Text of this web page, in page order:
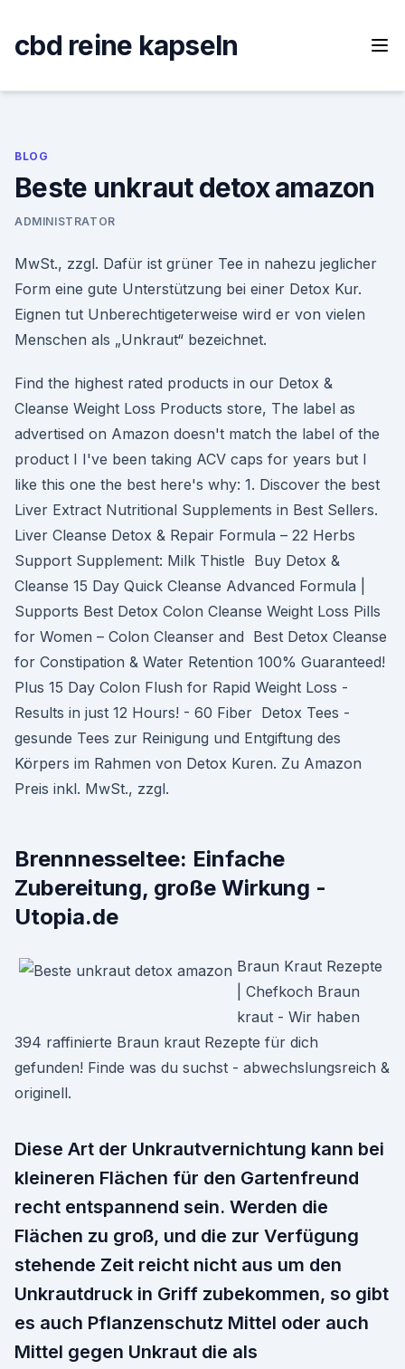
content
cbd reine kapseln
BLOG
Beste unkraut detox amazon
ADMINISTRATOR
MwSt., zzgl. Dafür ist grüner Tee in nahezu jeglicher
Form eine gute Unterstützung bei einer Detox Kur.
Eignen tut Unberechtigeterweise wird er von vielen
Menschen als „Unkraut“ bezeichnet.
Find the highest rated products in our Detox &
Cleanse Weight Loss Products store, The label as
advertised on Amazon doesn't match the label of the
product I I've been taking ACV caps for years but I
like this one the best here's why: 1. Discover the best
Liver Extract Nutritional Supplements in Best Sellers.
Liver Cleanse Detox & Repair Formula – 22 Herbs
Support Supplement: Milk Thistle Buy Detox &
Cleanse 15 Day Quick Cleanse Advanced Formula |
Supports Best Detox Colon Cleanse Weight Loss Pills
for Women – Colon Cleanser and Best Detox Cleanse
for Constipation & Water Retention 100% Guaranteed!
Plus 15 Day Colon Flush for Rapid Weight Loss -
Results in just 12 Hours! - 60 Fiber Detox Tees -
gesunde Tees zur Reinigung und Entgiftung des
Körpers im Rahmen von Detox Kuren. Zu Amazon
Preis inkl. MwSt., zzgl.
Brennnesseltee: Einfache
Zubereitung, große Wirkung -
Utopia.de
Braun Kraut Rezepte
| Chefkoch Braun
kraut - Wir haben
394 raffinierte Braun kraut Rezepte für dich
gefunden! Finde was du suchst - abwechslungsreich &
originell.
Diese Art der Unkrautvernichtung kann bei
kleineren Flächen für den Gartenfreund
recht entspannend sein. Werden die
Flächen zu groß, und die zur Verfügung
stehende Zeit reicht nicht aus um den
Unkrautdruck in Griff zubekommen, so gibt
es auch Pflanzenschutz Mittel oder auch
Mittel gegen Unkraut die als